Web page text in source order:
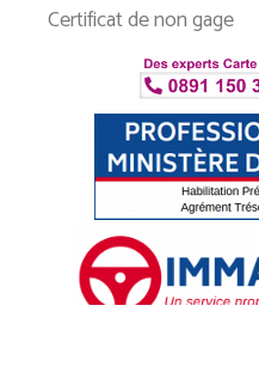
Certificat de non gage